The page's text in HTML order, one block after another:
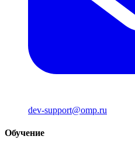
dev-support@omp.ru
Обучение